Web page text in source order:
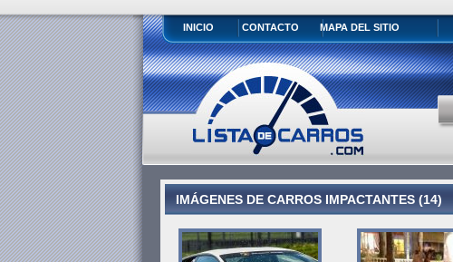
INICIO CONTACTO MAPA DEL SITIO
IMÁGENES DE CARROS IMPACTANTES (14)